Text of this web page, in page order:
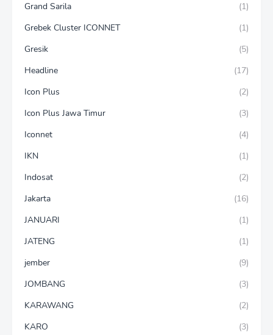
Grand Sarila
(1)
Grebek Cluster ICONNET
(1)
Gresik
(5)
Headline
(17)
Icon Plus
(2)
Icon Plus Jawa Timur
(3)
Iconnet
(4)
IKN
(1)
Indosat
(2)
Jakarta
(16)
JANUARI
(1)
JATENG
(1)
jember
(9)
JOMBANG
(3)
KARAWANG
(2)
KARO
(3)